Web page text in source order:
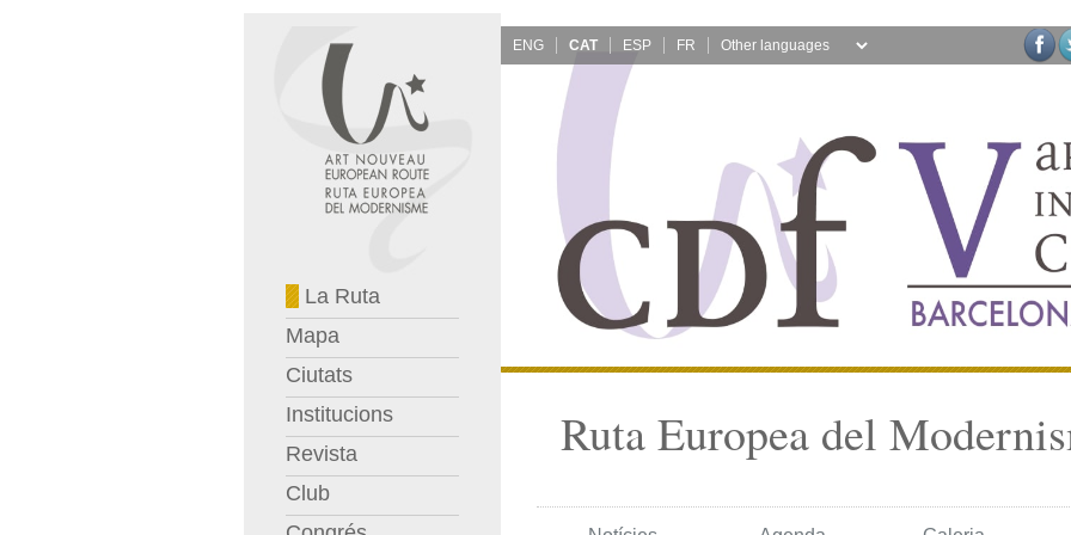
La Ruta
Mapa
Ciutats
Institucions
Revista
Club
ENG CAT ESP FR
Ruta Europea del